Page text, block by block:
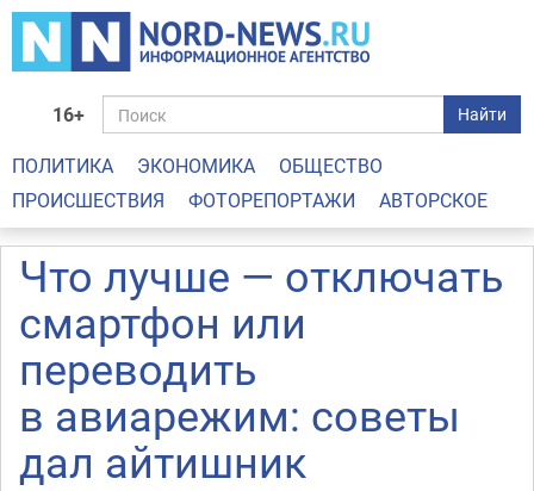
16+ Найти
ПОЛИТИКА ЭКОНОМИКА
ОБЩЕСТВО
ПРОИСШЕСТВИЯ
ФОТОРЕПОРТАЖИ АВТОРСКОЕ
Что лучше — отключать
смартфон или
переводить
в авиарежим: советы
дал айтишник